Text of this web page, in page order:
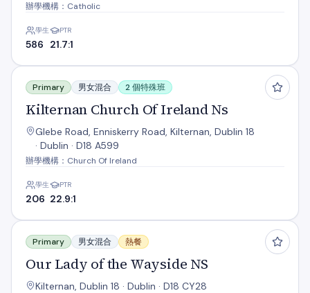
辦學機構：Catholic
學生
586
PTR
21.7:1
Kilternan Church Of Ireland Ns
Primary 男女混合 2 個特殊班
Kilternan Church Of Ireland Ns
Glebe Road, Enniskerry Road, Kilternan, Dublin 18
· Dublin · D18 A599
辦學機構：Church Of Ireland
學生
206
PTR
22.9:1
Our Lady of the Wayside NS
Primary 男女混合 熱餐
Our Lady of the Wayside NS
Kilternan, Dublin 18 · Dublin · D18 CY28